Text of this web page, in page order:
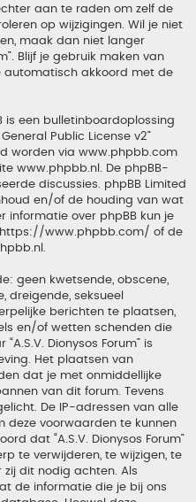
aan te raden om zelf de
op wijzigingen. Wil je niet
maak dan niet langer
Blijf je gebruik maken van
automatisch akkoord met de
is een bulletinboardoplossing
General Public License v2”
worden via www.phpbb.com
www.phpbb.nl . De phpBB-
discussies. phpBB Limited
en/of de houding van wat
informatie over phpBB kun je
https://www.phpbb.com/ of de
geen kwetsende, obscene,
dreigende, seksueel
berichten te plaatsen,
en/of wetten schenden die
Dionysos Forum” is
Het plaatsen van
dat je met onmiddellijke
van dit forum. Tevens
De IP-adressen van alle
deze voorwaarden te kunnen
dat “A.S.V. Dionysos Forum”
te verwijderen, te wijzigen, te
dit nodig achten. Als
de informatie die je bij ons